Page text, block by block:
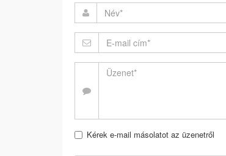
Kérek e-mail másolatot az üzenetről